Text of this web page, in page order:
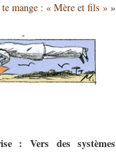
te mange : « Mère et fils » »
:Vers des systèmes